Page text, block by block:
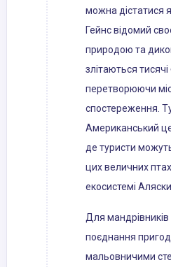
можна дістатися
Гейнс відомий
природою та
злітаються
перетворюючи
спостереження.
Американський
де туристи
цих величних
екосистемі
Для мандрівників
поєднання
мальовничими